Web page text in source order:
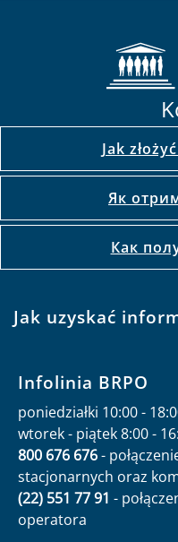
Jak
Як
Как
Jak uzyskać
Infolinia BRPO
poniedziałki 10:00 -
wtorek - piątek 8:00 -
800 676 676-
stacjonarnych oraz
(22) 551 77 91 -
operatora